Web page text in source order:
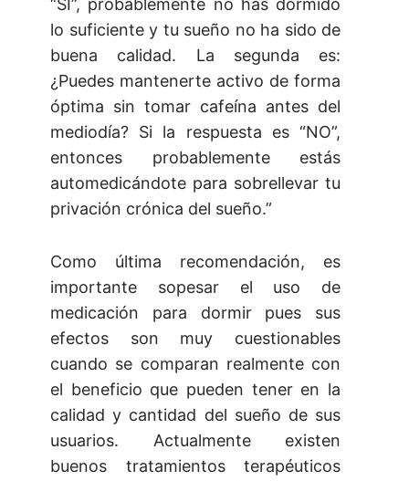
“SÍ”, probablemente no has dormido
lo suficiente y tu sueño no ha sido de
buena calidad. La segunda es:
¿Puedes mantenerte activo de forma
óptima sin tomar cafeína antes del
mediodía? Si la respuesta es “NO”,
entonces probablemente estás
automedicándote para sobrellevar tu
privación crónica del sueño.”
Como última recomendación, es
importante sopesar el uso de
medicación para dormir pues sus
efectos son muy cuestionables
cuando se comparan realmente con
el beneficio que pueden tener en la
calidad y cantidad del sueño de sus
usuarios. Actualmente existen
buenos tratamientos terapéuticos